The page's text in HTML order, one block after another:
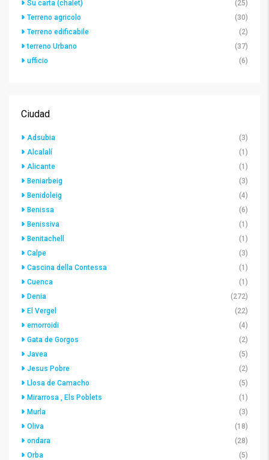
Su carta (chalet)
(25)
Terreno agricolo
(30)
Terreno edificabile
(2)
terreno Urbano
(37)
ufficio
(6)
Ciudad
Adsubia
(3)
Alcalalí
(1)
Alicante
(1)
Beniarbeig
(3)
Benidoleig
(4)
Benissa
(6)
Benissiva
(1)
Benitachell
(1)
Calpe
(3)
Cascina della Contessa
(1)
Cuenca
(1)
Denia
(272)
El Vergel
(22)
emorroidi
(4)
Gata de Gorgos
(2)
Javea
(5)
Jesus Pobre
(2)
Llosa de Camacho
(5)
Mirarrosa , Els Poblets
(1)
Murla
(3)
Oliva
(18)
ondara
(28)
Orba
(5)